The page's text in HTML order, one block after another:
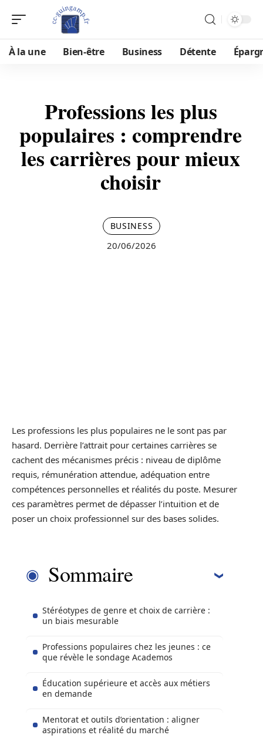
À la une Bien-être Business Détente
Professions les plus
populaires : comprendre
les carrières pour mieux
choisir
BUSINESS
20/06/2026
Les professions les plus populaires ne le sont pas par
hasard. Derrière l’attrait pour certaines carrières se
cachent des mécanismes précis : niveau de diplôme
requis, rémunération attendue, adéquation entre
compétences personnelles et réalités du poste. Mesurer
ces paramètres permet de dépasser l’intuition et de
poser un choix professionnel sur des bases solides.
Sommaire
Stéréotypes de genre et choix de carrière :
un biais mesurable
Professions populaires chez les jeunes : ce
que révèle le sondage Academos
Éducation supérieure et accès aux métiers
en demande
Mentorat et outils d’orientation : aligner
aspirations et réalité du marché